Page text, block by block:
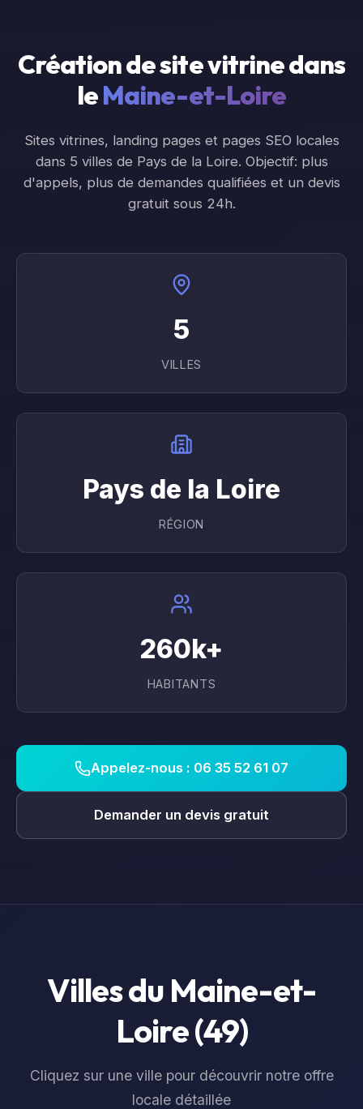
Création de site vitrine dans
leMaine-et-Loire
Sites vitrines, landing pages et pages SEO locales
dans 5 villes de Pays de la Loire. Objectif: plus
d'appels, plus de demandes qualifiées et un devis
gratuit sous 24h.
5
VILLES
Pays de la Loire
RÉGION
260k+
HABITANTS
Appelez-nous : 06 35 52 61 07
Demander un devis gratuit
Villes du Maine-et-
Loire(49)
Cliquez sur une ville pour découvrir notre offre
locale détaillée